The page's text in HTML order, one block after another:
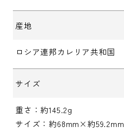
産地
ロシア連邦カレリア共和国
サイズ
重さ：約145.2g
サイズ：約68mm×約59.2mm